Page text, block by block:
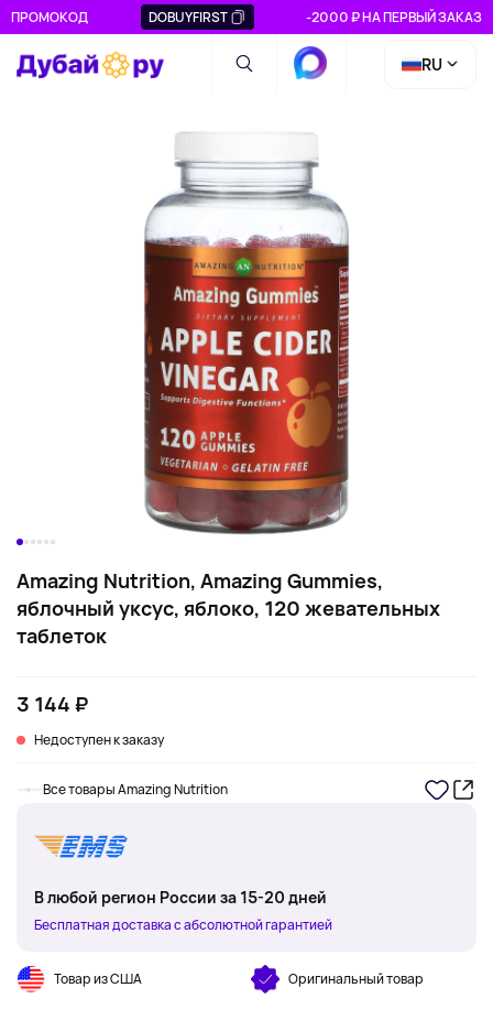
ПРОМОКОД DOBUYFIRST -2000 ₽ НА ПЕРВЫЙ ЗАКАЗ
RU
Amazing Nutrition, Amazing Gummies,
яблочный уксус, яблоко, 120 жевательных
таблеток
3 144 ₽
Недоступен к заказу
Все товары Amazing Nutrition
В любой регион России за 15-20 дней
Бесплатная доставка с абсолютной гарантией
Товар из США Оригинальный товар